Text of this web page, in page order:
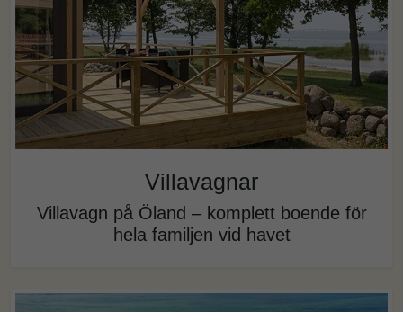
Villavagnar
Villavagn på Öland – komplett boende för
hela familjen vid havet